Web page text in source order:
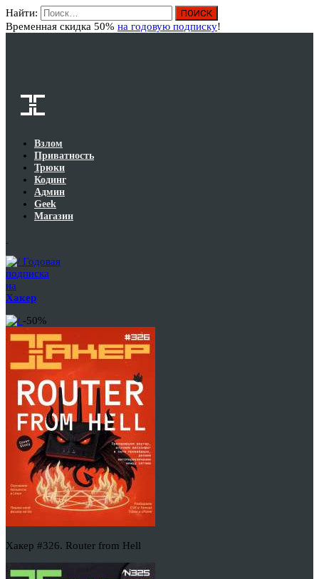
Найти:
Временная скидка 50% на годовую подписку!
Взлом
Приватность
Трюки
Кодинг
Админ
Geek
Магазин
Годовая
подписка
на
Хакер
-50%
Хакер #326. Router from Hell